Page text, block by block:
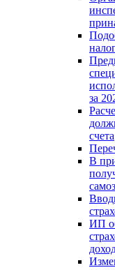
за
счета
В
ИП